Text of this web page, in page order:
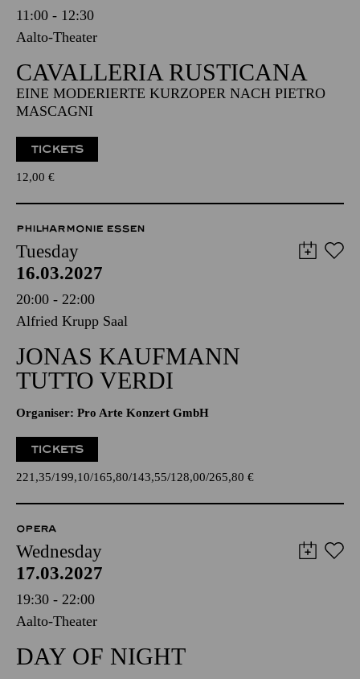
11:00 - 12:30
Aalto-Theater
CAVALLERIA RUSTICANA
EINE MODERIERTE KURZOPER NACH PIETRO
MASCAGNI
TICKETS
12,00 €
PHILHARMONIE ESSEN
Tuesday
16.03.2027
20:00 - 22:00
Alfried Krupp Saal
JONAS KAUFMANN
TUTTO VERDI
Organiser: Pro Arte Konzert GmbH
TICKETS
221,35 199,10 165,80 143,55 128,00 265,80 €
OPERA
Wednesday
17.03.2027
19:30 - 22:00
Aalto-Theater
DAY OF NIGHT